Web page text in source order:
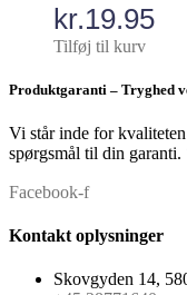
kr.19.95
Tilføj til kurv
Produktgaranti – Tryghed
Vi står inde for
spørgsmål til din garanti.
Facebook-f
Kontakt oplysninger
Skovgyden 14,